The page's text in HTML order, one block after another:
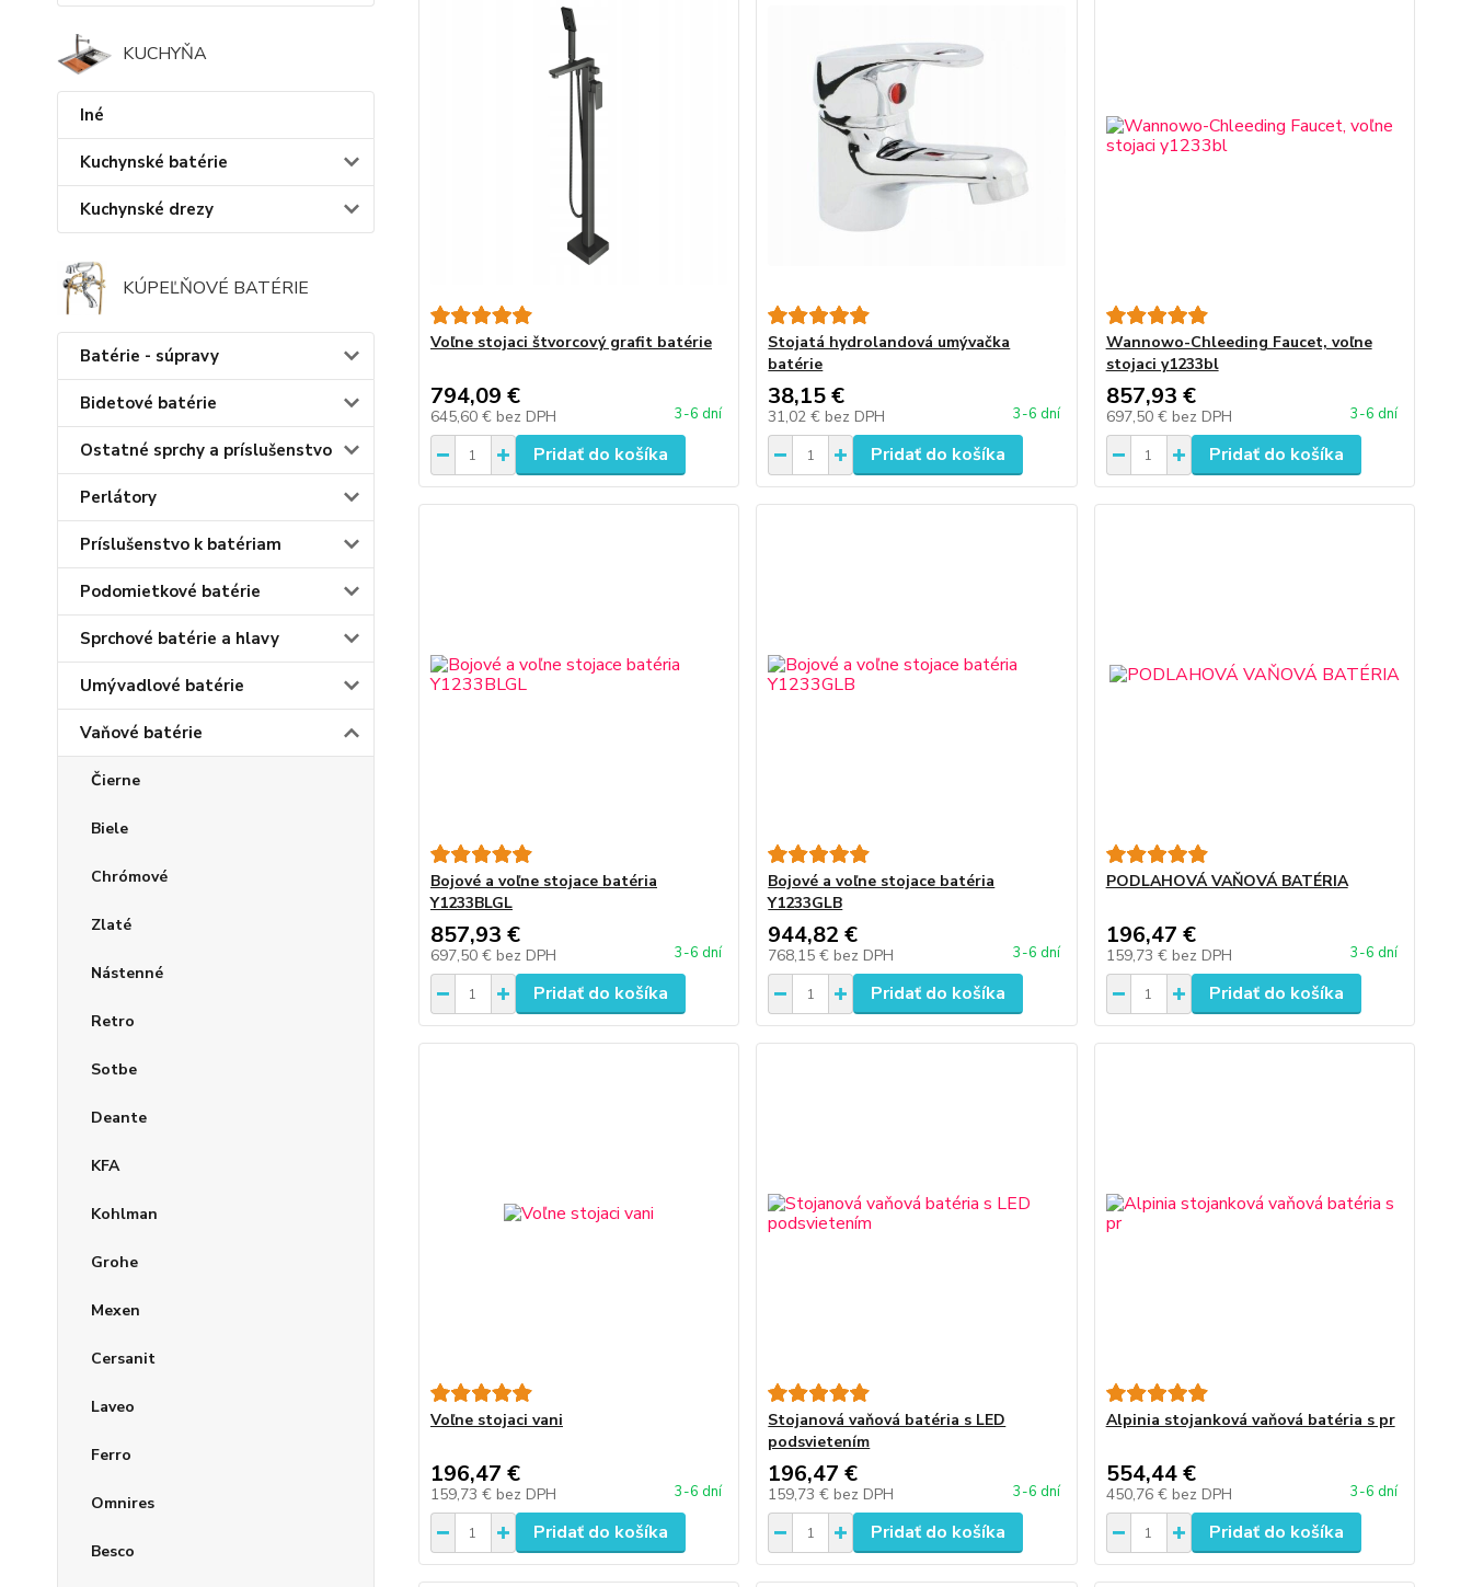
KUCHYŇA
Iné
Kuchynské batérie
Kuchynské drezy
KÚPEĽŇOVÉ BATÉRIE
Batérie - súpravy
Bidetové batérie
Ostatné sprchy a príslušenstvo
Perlátory
Príslušenstvo k batériam
Podomietkové batérie
Sprchové batérie a hlavy
Umývadlové batérie
Vaňové batérie
Čierne
Biele
Chrómové
Zlaté
Nástenné
Retro
Sotbe
Deante
KFA
Kohlman
Grohe
Mexen
Cersanit
Laveo
Ferro
Omnires
Besco
Voľne stojaci štvorcový grafit batérie
794,09 €
645,60 € bez DPH 3-6 dní
Pridať do košíka
Stojatá hydrolandová umývačka
batérie
38,15 €
31,02 € bez DPH 3-6 dní
Pridať do košíka
Wannowo-Chleeding Faucet, voľne
stojaci y1233bl
857,93 €
697,50 € bez DPH 3-6 dní
Pridať do košíka
Bojové a voľne stojace batéria
Y1233BLGL
857,93 €
697,50 € bez DPH 3-6 dní
Pridať do košíka
Bojové a voľne stojace batéria
Y1233GLB
944,82 €
768,15 € bez DPH 3-6 dní
Pridať do košíka
PODLAHOVÁ VAŇOVÁ BATÉRIA
196,47 €
159,73 € bez DPH 3-6 dní
Pridať do košíka
Voľne stojaci vani
196,47 €
159,73 € bez DPH 3-6 dní
Pridať do košíka
Stojanová vaňová batéria s LED
podsvietením
196,47 €
159,73 € bez DPH 3-6 dní
Pridať do košíka
Alpinia stojanková vaňová batéria s pr
554,44 €
450,76 € bez DPH 3-6 dní
Pridať do košíka